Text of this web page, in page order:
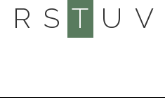
R S T U V